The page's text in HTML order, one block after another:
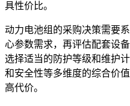
具性价比。
动力电池组的采购决策需要
心参数需求，再评估配套设
选择适当的防护等级和维护
和安全性等多维度的综合价
高代价。